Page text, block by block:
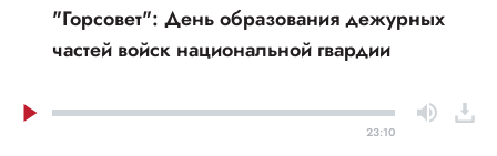
"Горсовет": День образования дежурных
частей войск национальной гвардии
23:10